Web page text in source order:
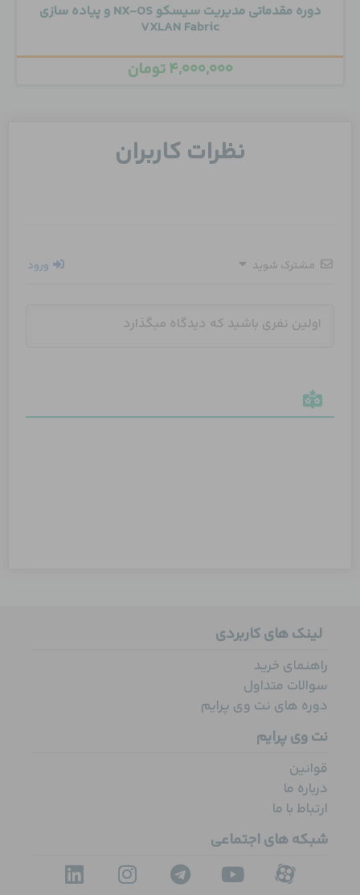
دوره مقدماتی مدیریت سیسکو NX-OS و پیاده سازی
VXLAN Fabric
۴,۰۰۰,۰۰۰تومان
نظرات کاربران
مشترک شوید ورود
لینک های کاربردی
راهنمای خرید
سوالات متداول
دوره های نت وی پرایم
نت وی پرایم
قوانین
درباره ما
ارتباط با ما
شبکه های اجتماعی